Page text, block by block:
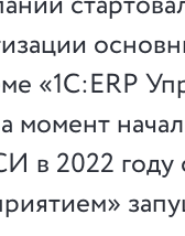
«1С:ERP
момент
в 2022 году